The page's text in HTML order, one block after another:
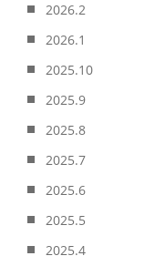
2026.2
2026.1
2025.10
2025.9
2025.8
2025.7
2025.6
2025.5
2025.4